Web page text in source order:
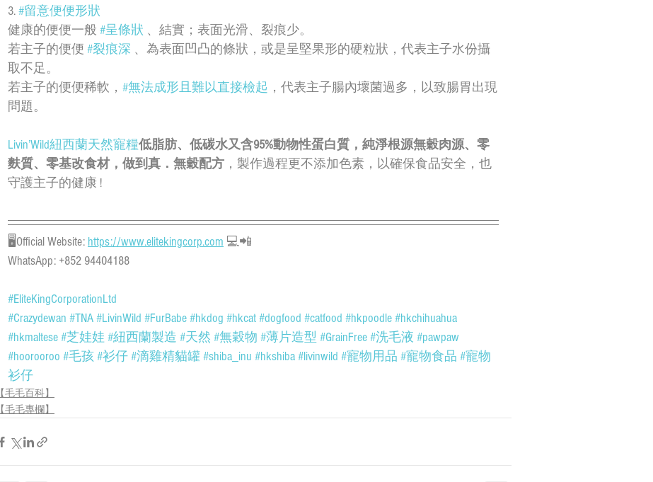
3. #留意便便形狀
健康的便便一般 #呈條狀 、結實；表面光滑、裂痕少。
若主子的便便 #裂痕深 、為表面凹凸的條狀，或是呈堅果形的硬粒狀，代表主子水份攝
取不足。
若主子的便便稀軟， #無法成形且難以直接檢起 ，代表主子腸內壞菌過多，以致腸胃出現
問題。
Livin’Wild紐西蘭天然寵糧低脂肪、低碳水又含95%動物性蛋白質，純淨根源無穀肉源、零
麩質、零基改食材，做到真．無穀配方 ，製作過程更不添加色素，以確保食品安全，也
守護主子的健康 !
🖥Official Website: https://www.elitekingcorp.com 💻📲
WhatsApp: +852 94404188
#EliteKingCorporationLtd
#Crazydewan #TNA#LivinWild #FurBabe#hkdog #hkcat#dogfood #catfood #hkpoodle#hkchihuahua
#hkmaltese#芝娃娃#紐西蘭製造 #天然 #無穀物 #薄片造型 #GrainFree#洗毛液 #pawpaw
#hoorooroo #毛孩#衫仔#滴雞精貓罐#shiba_inu #hkshiba#livinwild #寵物用品 #寵物食品 #寵物
衫仔
【毛毛百科】
【毛毛專欄】